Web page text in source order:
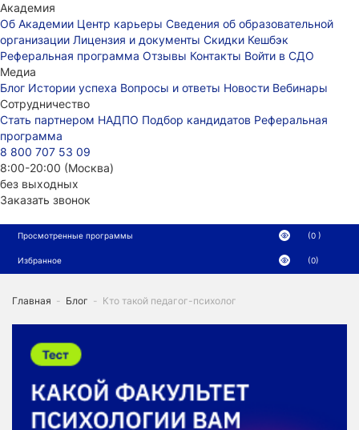
Академия
Об Академии Центр карьеры Сведения об образовательной
организации Лицензия и документы Скидки Кешбэк
Реферальная программа Отзывы Контакты Войти в СДО
Медиа
Блог Истории успеха Вопросы и ответы Новости Вебинары
Сотрудничество
Стать партнером НАДПО Подбор кандидатов Реферальная
программа
8 800 707 53 09
8:00-20:00 (Москва)
без выходных
Заказать звонок
Просмотренные программы (0 )
Избранное (0)
Главная - Блог - Кто такой педагог-психолог